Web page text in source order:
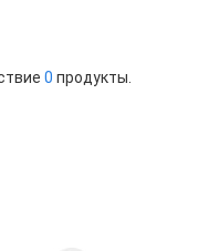
0 продукты.